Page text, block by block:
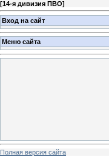
[14-я дивизия ПВО]
Вход на сайт
Меню сайта
Полная версия сайта